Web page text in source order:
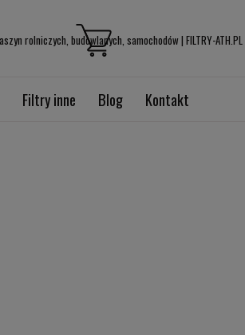
Filtry inne Blog Kontakt